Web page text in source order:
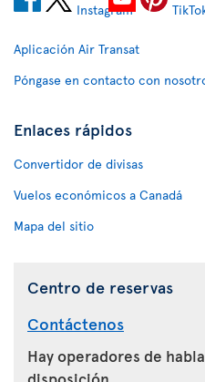
Aplicación Air Transat
Póngase en contacto con
Enlaces rápidos
Convertidor de divisas
Vuelos económicos a Canadá
Mapa del sitio
Centro de reservas
Contáctenos
Hay operadores de